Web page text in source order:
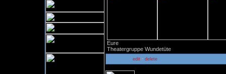
Eure
Theatergruppe Wundetüte
edit- delete